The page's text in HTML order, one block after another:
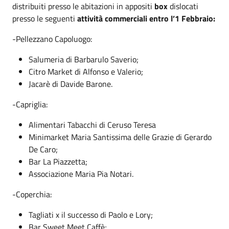
distribuiti presso le abitazioni in appositi boxdislocati
presso le seguenti attività commerciali entro l’1 Febbraio:
-Pellezzano Capoluogo:
Salumeria di Barbarulo Saverio;
Citro Market di Alfonso e Valerio;
Jacarè di Davide Barone.
-Capriglia:
Alimentari Tabacchi di Ceruso Teresa
Minimarket Maria Santissima delle Grazie di Gerardo
De Caro;
Bar La Piazzetta;
Associazione Maria Pia Notari.
-Coperchia:
Tagliati x il successo di Paolo e Lory;